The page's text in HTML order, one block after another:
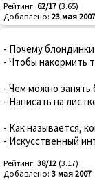
Рейтинг: 62/17 (3.65)
Добавлено: 23 мая 2007
- Почему
- Чтобы накормить
- Чем можно занять
- Hаписать на
- Как называется,
- Искусственный
Рейтинг: 38/12 (3.17)
Добавлено: 3 мая 2007